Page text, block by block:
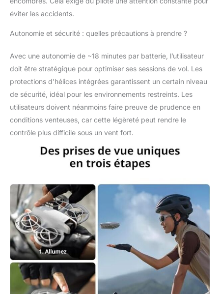
s’essayer Vidéo 4K
randonnée, du kayak
promenade dans un
parc venteux, la techno
résistance au vent de
niveau 4 et la vidéo 4K
ultra-HD garantissent
des images fluides et
d’hélices intégrales –
Pilotes nerveux, oubliez
vos inquiétudes
Naviguez avec aisance
travers les branches
des arbres en toute
sérénité; Prolongez vos
vols jusqu’à 36
minutes; Le bundle
Deux batteries DJI Neo
comprend DJI Neo,
deux batteries, des
protections d’hélices et
davantage;
éviter les accidents.
Autonomie et sécurité : quelles précautions à prendre ?
Avec une autonomie de ~18 minutes par batterie, l’utilisateur
doit être stratégique pour optimiser ses sessions de vol. Les
protections d’hélices intégrées garantissent un certain niveau
de sécurité, idéal pour les environnements restreints. Les
utilisateurs doivent néanmoins faire preuve de prudence en
conditions venteuses, car cette légèreté peut rendre le
contrôle plus difficile sous un vent fort.